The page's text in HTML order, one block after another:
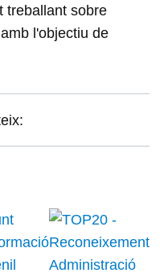
treballant sobre
l'objectiu de